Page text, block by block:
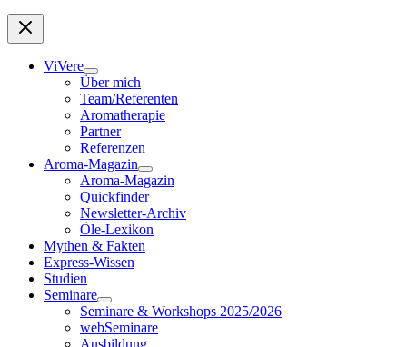
ViVere
Über mich
Team/Referenten
Aromatherapie
Partner
Referenzen
Aroma-Magazin
Aroma-Magazin
Quickfinder
Newsletter-Archiv
Öle-Lexikon
Mythen & Fakten
Express-Wissen
Studien
Seminare
Seminare & Workshops 2025/2026
webSeminare